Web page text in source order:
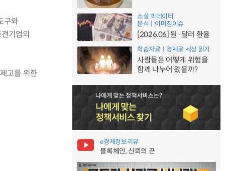
구와
기업의
고를 위한
소셜 빅데이터
분석ㅣ이머징이슈
[2026.06] 원·달러 환율
학습자료ㅣ경제로 세상 읽기
사람들은 어떻게 위험을
함께 나누어 왔을까?
e경제정보리뷰
블록체인, 신뢰의 끈